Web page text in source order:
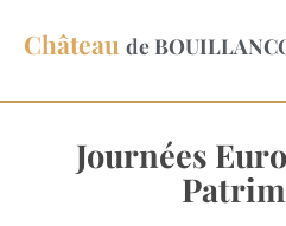
Château de
Journées